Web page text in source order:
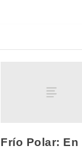
Frío Polar: En